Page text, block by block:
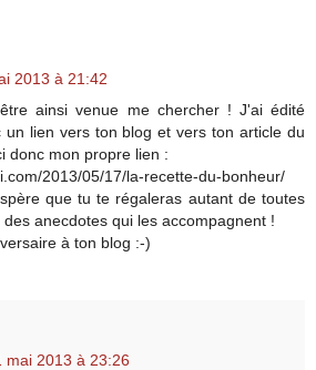
2013 à 21:42
ainsi venue me chercher ! J'ai édité
un lien vers ton blog et vers ton article du
donc mon propre lien :
2013/05/17/la-recette-du-bonheur/
que tu te régaleras autant de toutes
anecdotes qui les accompagnent !
à ton blog :-)
mai 2013 à 23:26